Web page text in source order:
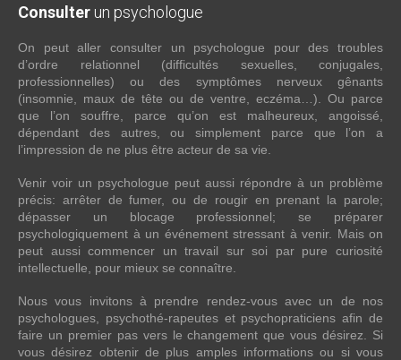
Consulter un psychologue
On peut aller consulter un psychologue pour des troubles
d’ordre relationnel (difficultés sexuelles, conjugales,
professionnelles) ou des symptômes nerveux gênants
(insomnie, maux de tête ou de ventre, eczéma…). Ou parce
que l’on souffre, parce qu’on est malheureux, angoissé,
dépendant des autres, ou simplement parce que l’on a
l’impression de ne plus être acteur de sa vie.
Venir voir un psychologue peut aussi répondre à un problème
précis: arrêter de fumer, ou de rougir en prenant la parole;
dépasser un blocage professionnel; se préparer
psychologiquement à un événement stressant à venir. Mais on
peut aussi commencer un travail sur soi par pure curiosité
intellectuelle, pour mieux se connaître.
Nous vous invitons à prendre rendez-vous avec un de nos
psychologues, psychothé-rapeutes et psychopraticiens afin de
faire un premier pas vers le changement que vous désirez. Si
vous désirez obtenir de plus amples informations ou si vous